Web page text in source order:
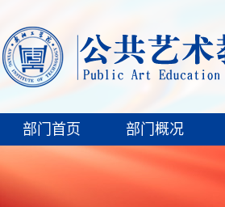
部门首页 部门概况